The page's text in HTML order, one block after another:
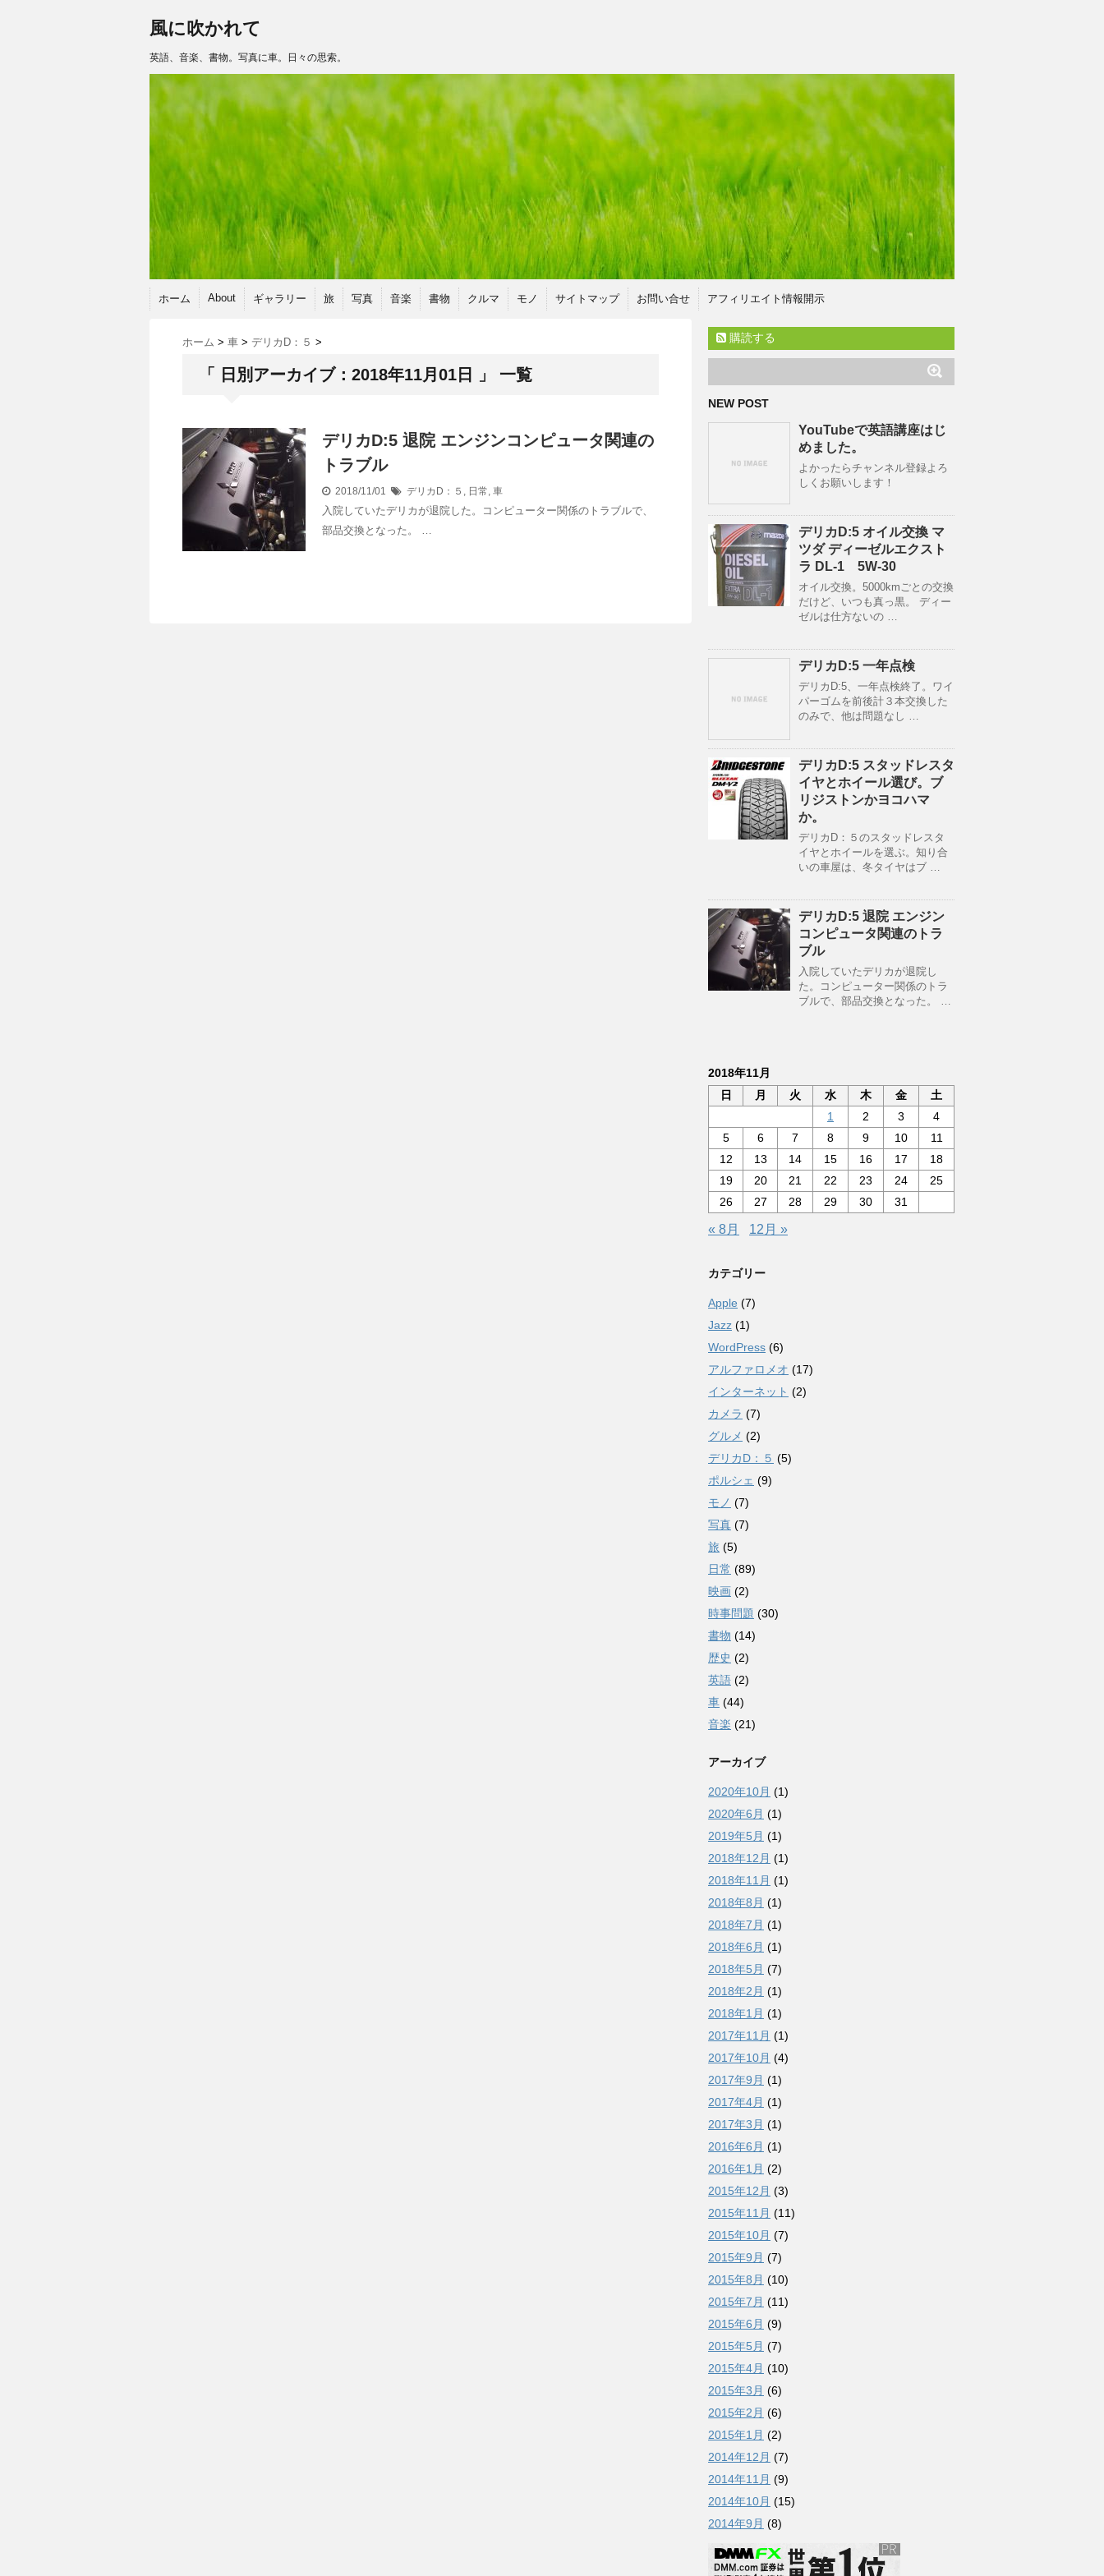
風に吹かれて
英語、音楽、書物。写真に車。日々の思索。
ホーム About ギャラリー 旅 写真 音楽 書物 クルマ モノ サイトマップ お問い合せ アフィリエイト情報開示
ホーム > 車 > デリカD：５ >
「 日別アーカイブ：2018年11月01日 」 一覧
デリカD:5 退院 エンジンコンピュータ関連の
トラブル
2018/11/01 デリカD：５ , 日常, 車
入院していたデリカが退院した。コンピューター関係のトラブルで、
部品交換となった。 …
購読する
NEW POST
YouTubeで英語講座はじ
めました。
よかったらチャンネル登録よろ
しくお願いします！
デリカD:5 オイル交換 マ
ツダ ディーゼルエクスト
ラ DL-1 5W-30
オイル交換。5000kmごとの交換
だけど、いつも真っ黒。 ディー
ゼルは仕方ないの …
デリカD:5 一年点検
デリカD:5、一年点検終了。ワイ
パーゴムを前後計３本交換した
のみで、他は問題なし …
デリカD:5 スタッドレスタ
イヤとホイール選び。ブ
リジストンかヨコハマ
か。
デリカD：５のスタッドレスタ
イヤとホイールを選ぶ。知り合
いの車屋は、冬タイヤはブ …
デリカD:5 退院 エンジン
コンピュータ関連のトラ
ブル
入院していたデリカが退院し
た。コンピューター関係のトラ
ブルで、部品交換となった。 …
2018年11月
日
月 火 水 木 金
土
1
2 3
4
5
6 7 8 9 10
11
12
13 14 15 16 17
18
19
20 21 22 23 24
25
26
27 28 29 30 31
« 8月 12月 »
カテゴリー
Apple (7)
Jazz (1)
WordPress (6)
アルファロメオ (17)
インターネット (2)
カメラ (7)
グルメ (2)
デリカD：５ (5)
ポルシェ (9)
モノ (7)
写真 (7)
旅 (5)
日常 (89)
映画 (2)
時事問題 (30)
書物 (14)
歴史 (2)
英語 (2)
車 (44)
音楽 (21)
アーカイブ
2020年10月 (1)
2020年6月 (1)
2019年5月 (1)
2018年12月 (1)
2018年11月 (1)
2018年8月 (1)
2018年7月 (1)
2018年6月 (1)
2018年5月 (7)
2018年2月 (1)
2018年1月 (1)
2017年11月 (1)
2017年10月 (4)
2017年9月 (1)
2017年4月 (1)
2017年3月 (1)
2016年6月 (1)
2016年1月 (2)
2015年12月 (3)
2015年11月 (11)
2015年10月 (7)
2015年9月 (7)
2015年8月 (10)
2015年7月 (11)
2015年6月 (9)
2015年5月 (7)
2015年4月 (10)
2015年3月 (6)
2015年2月 (6)
2015年1月 (2)
2014年12月 (7)
2014年11月 (9)
2014年10月 (15)
2014年9月 (8)